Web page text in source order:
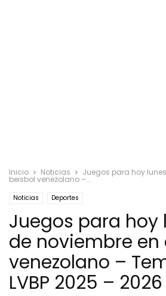
Inicio Noticias Juegos para hoy
beisbol venezolano –...
Noticias Deportes
Juegos para hoy
de noviembre en
venezolano –
LVBP 2025 – 2026